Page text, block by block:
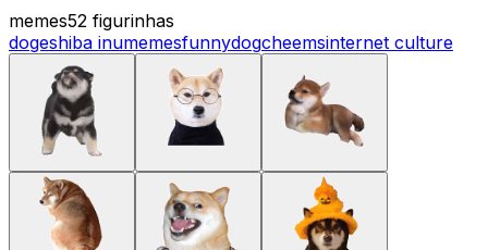
memes52 figurinhas
dogeshiba inumemesfunnydogcheemsinternet culture